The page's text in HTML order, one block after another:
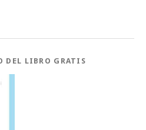
DEL LIBRO GRATIS